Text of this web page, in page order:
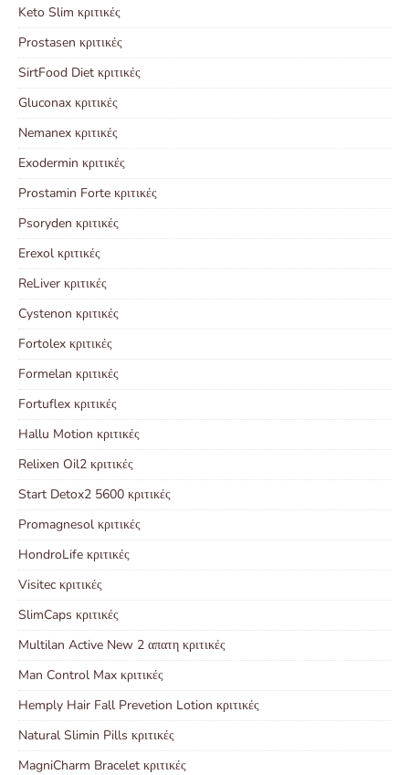
Keto Slim κριτικές
Prostasen κριτικές
SirtFood Diet κριτικές
Gluconax κριτικές
Nemanex κριτικές
Exodermin κριτικές
Prostamin Forte κριτικές
Psoryden κριτικές
Erexol κριτικές
ReLiver κριτικές
Cystenon κριτικές
Fortolex κριτικές
Formelan κριτικές
Fortuflex κριτικές
Hallu Motion κριτικές
Relixen Oil2 κριτικές
Start Detox2 5600 κριτικές
Promagnesol κριτικές
HondroLife κριτικές
Visitec κριτικές
SlimCaps κριτικές
Multilan Active New 2 απατη κριτικές
Man Control Max κριτικές
Hemply Hair Fall Prevetion Lotion κριτικές
Natural Slimin Pills κριτικές
MagniCharm Bracelet κριτικές